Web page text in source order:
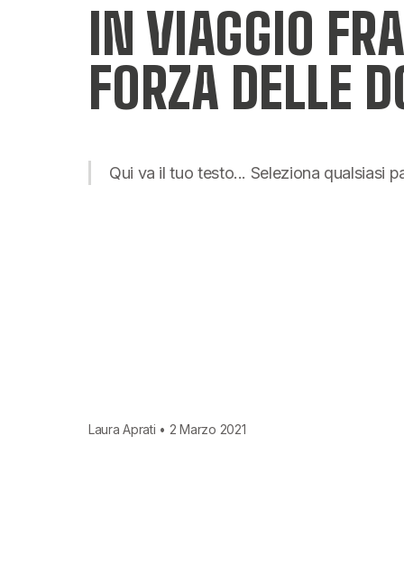
IN VIAGGIO
FORZA DELLE
Qui va il tuo testo... Seleziona qualsiasi
Laura Aprati • 2 Marzo 2021